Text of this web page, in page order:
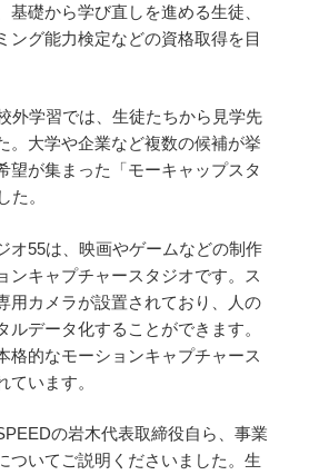
基礎から学び直しを進める生徒、
ング能力検定などの資格取得を目
外学習では、生徒たちから見学先
。大学や企業など複数の候補が挙
望が集まった「モーキャップスタ
た。
55は、映画やゲームなどの制作
ンキャプチャースタジオです。ス
用カメラが設置されており、人の
ルデータ化することができます。
格的なモーションキャプチャース
ています。
の岩木代表取締役自ら、事業
ついてご説明くださいました。生